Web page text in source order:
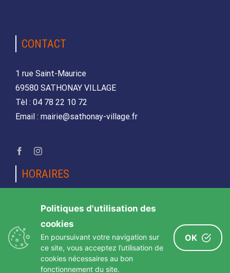
CONTACT
1 rue Saint-Maurice
69580 SATHONAY VILLAGE
Tèl : 04 78 22 10 72
Email : mairie@sathonay-village.fr
HORAIRES
Lundi, mardi, jeudi et vendredi
de 08h30 à 12h00 et de 14h00 à 17h00
Mercredi et samedi
de 08h30 12h00
Politiques d'utilisation des
cookies
En poursuivant votre navigation sur
ce site, vous acceptez l’utilisation de
cookies nécessaires au bon
fonctionnement du site.
OK